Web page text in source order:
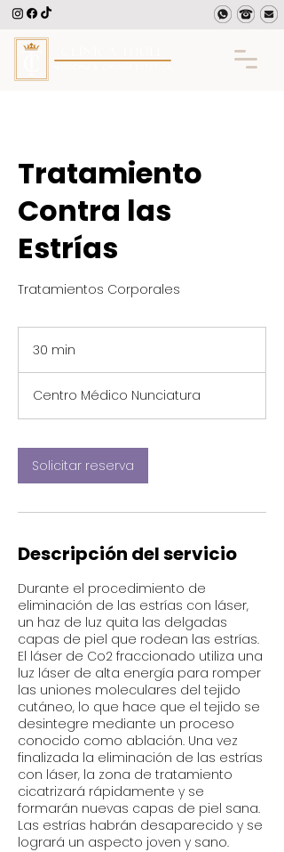
Tratamiento
Contra las
Estrías
Tratamientos Corporales
30 min
m
i
Centro Médico Nunciatura
Solicitar reserva
Descripción del servicio
Durante el procedimiento de
eliminación de las estrías con láser,
un haz de luz quita las delgadas
capas de piel que rodean las estrías.
El láser de Co2 fraccionado utiliza una
luz láser de alta energía para romper
las uniones moleculares del tejido
cutáneo, lo que hace que el tejido se
desintegre mediante un proceso
conocido como ablación. Una vez
finalizada la eliminación de las estrías
con láser, la zona de tratamiento
cicatrizará rápidamente y se
formarán nuevas capas de piel sana.
Las estrías habrán desaparecido y se
logrará un aspecto joven y sano.